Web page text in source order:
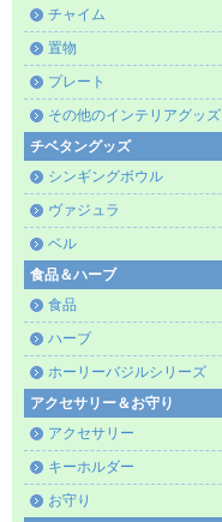
チャイム
置物
プレート
その他のインテリアグッズ
チベタングッズ
シンギングボウル
ヴァジュラ
ベル
食品＆ハーブ
食品
ハーブ
ホーリーバジルシリーズ
アクセサリー＆お守り
アクセサリー
キーホルダー
お守り